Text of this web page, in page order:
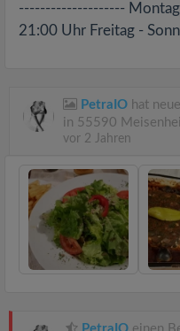
--------------------
21:00 Uhr Freitag -
PetraIO hat
in 55590
vor 2 Jahren